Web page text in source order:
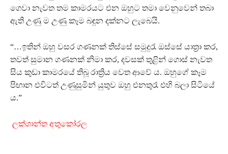
ගෙවා නැවත තම කාමරයට එන ඔහුට තමා වෙනුවෙන් තබා
ඇති උණු ම උණු කෑම බඳුන දක්නට ලැබෙයි.
“…ඉතින් ඔහු වසර ගණනක් තිස්සේ සමුදුරැ ඔස්සේ යාත්‍රා කර,
තවත් සුමාන ගණනක් නිමා කර, දවසක් තුළින් ගොස් නැවත
සිය කුඩා කාමරයේ තිබූ රාත්‍රිය වෙත ආවේ ය. ඔහුගේ කෑම
පිඟාන එවිටත් උණුසුමින් යුතුව ඔහු එනතුරැ එහි බලා සිටියේ
ය.”
ලක්ශාන්ත අතුකෝරල